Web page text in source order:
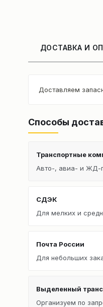
ДОСТАВКА И
Доставляем
Способы
Транспортные
Авто-, авиа- и ЖД-
СДЭК
Для мелких и
Почта России
Для небольших
Выделенный
Организуем по